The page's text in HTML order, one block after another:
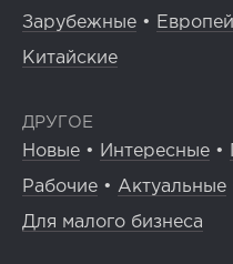
Зарубежные •
Китайские
ДРУГОЕ
Новые • Интересные •
Рабочие • Актуальные
Для малого бизнеса